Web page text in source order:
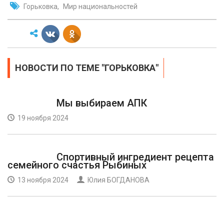
Горьковка Мир национальностей
НОВОСТИ ПО ТЕМЕ " ГОРЬКОВКА"
Мы выбираем АПК
19 ноября 2024
Спортивный ингредиент рецепта
семейного счастья Рыбиных
13 ноября 2024 Юлия БОГДАНОВА